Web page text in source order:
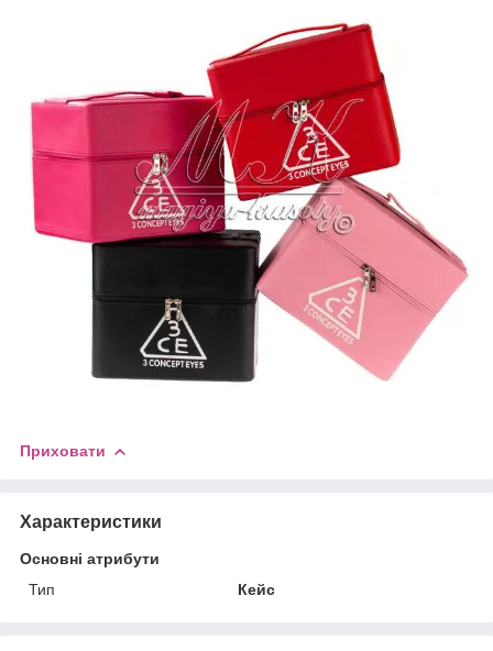
Приховати
Характеристики
Основні атрибути
Тип
Кейс